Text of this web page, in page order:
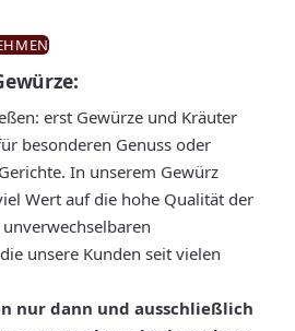
erst Gewürze und Kräuter
besonderen Genuss oder
In unserem Gewürz
Wert auf die hohe Qualität der
die unsere Kunden seit vielen
nur dann und ausschließlich